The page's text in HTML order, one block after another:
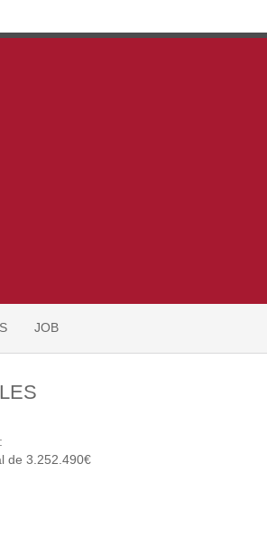
JOB
de 3.252.490€